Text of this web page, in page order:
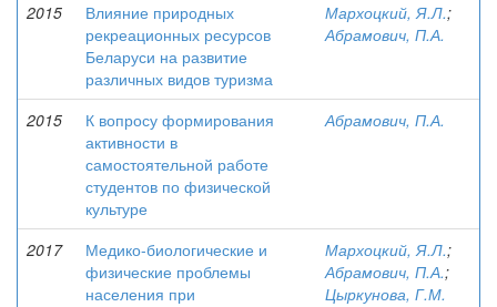
2015
Влияние природных
рекреационных ресурсов
Беларуси на развитие
различных видов туризма
Мархоцкий, Я.Л.;
Абрамович, П.А.
2015
К вопросу формирования
активности в
самостоятельной работе
студентов по физической
культуре
Абрамович, П.А.
2017
Медико-биологические и
физические проблемы
населения при
Мархоцкий, Я.Л.;
Абрамович, П.А.;
Цыркунова, Г.М.